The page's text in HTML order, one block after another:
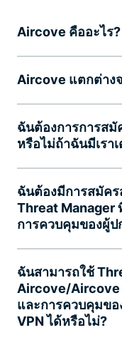
Aircove คืออะไร?
Aircove แตกต่างจ
ฉันต้องการการสมั
หรือไม่ถ้าฉันมีเรา
ฉันต้องมีการสมัค
Threat Manager
การควบคุมของผู้ป
ฉันสามารถใช้
Aircove/Aircove
และการควบคุมขอ
VPN ได้หรือไม่?